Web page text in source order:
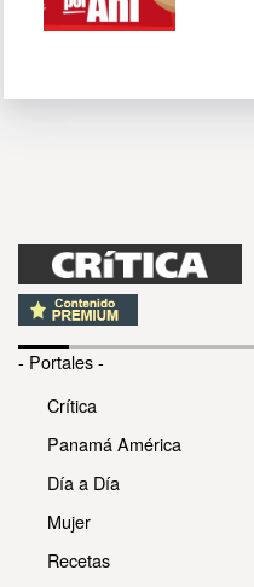
- Portales -
Crítica
Panamá América
Día a Día
Mujer
Recetas